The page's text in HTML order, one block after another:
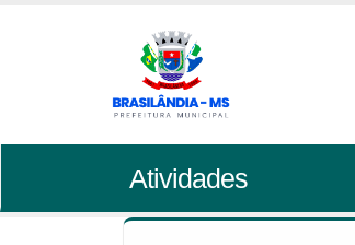
Atividades